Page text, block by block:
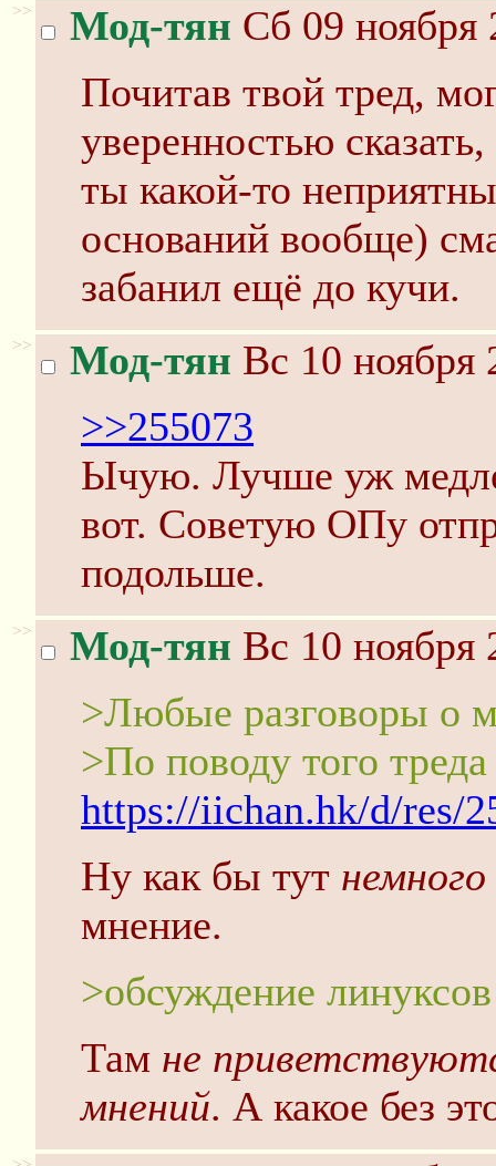
>> Мод-тян Сб 09 ноября
Почитав твой тред,
уверенностью
ты какой-то
оснований вообще)
забанил ещё до кучи.
>> Мод-тян Вс 10 ноября
>>255073
Ычую. Лучше уж
вот. Советую ОПу
подольше.
>> Мод-тян Вс 10 ноября
>Любые разговоры о
>По поводу того треда
https://iichan.hk/d/res/
Ну как бы тут немного
мнение.
>обсуждение
Там не
мнений. А какое без